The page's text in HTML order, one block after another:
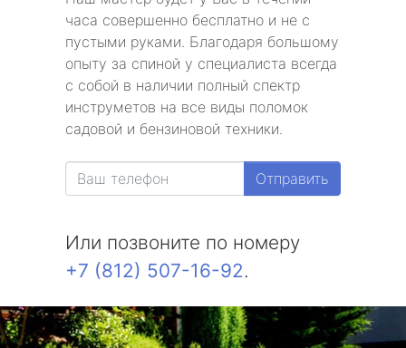
часа совершенно бесплатно и не с
пустыми руками. Благодаря большому
опыту за спиной у специалиста всегда
с собой в наличии полный спектр
инструметов на все виды поломок
садовой и бензиновой техники.
Отправить
Или позвоните по номеру
+7 (812) 507-16-92.